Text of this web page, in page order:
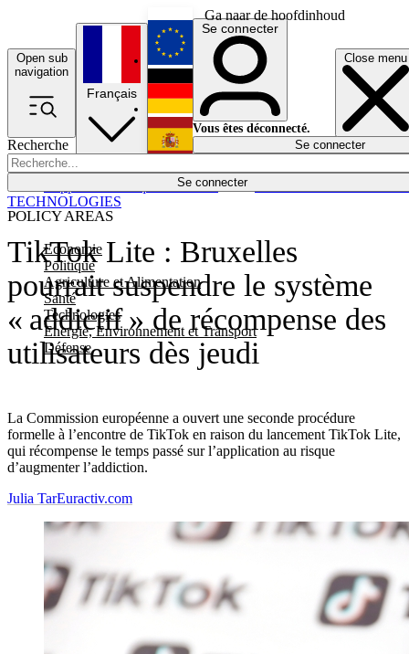
Ga naar de hoofdinhoud
Open sub
navigation
Close menu
Recherche
Se connecter
POLICY AREAS
Economie
Politique
Agriculture et Alimentation
Santé
Technologies
Energie, Environnement et Transport
Défense
Économie
Français
English
Deutsch
Español
Se connecter
Vous êtes déconnecté.
Se connecter
TikTok Lite : Bruxelles
pourrait suspendre le système
« addictif » de récompense des
utilisateurs dès jeudi
La Commission européenne a ouvert une seconde procédure
formelle à l’encontre de TikTok en raison du lancement TikTok Lite,
qui récompense le temps passé sur l’application au risque
d’augmenter l’addiction.
TECHNOLOGIES
Julia TarEuractiv.com